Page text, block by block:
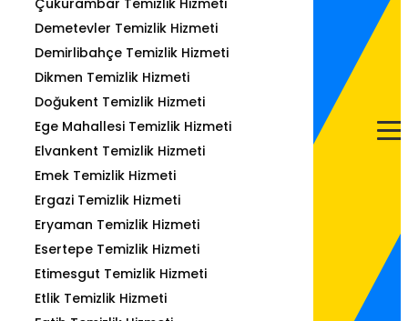
Çukurambar Temizlik Hizmeti
Demetevler Temizlik Hizmeti
Demirlibahçe Temizlik Hizmeti
Dikmen Temizlik Hizmeti
Doğukent Temizlik Hizmeti
Ege Mahallesi Temizlik Hizmeti
Elvankent Temizlik Hizmeti
Emek Temizlik Hizmeti
Ergazi Temizlik Hizmeti
Eryaman Temizlik Hizmeti
Esertepe Temizlik Hizmeti
Etimesgut Temizlik Hizmeti
Etlik Temizlik Hizmeti